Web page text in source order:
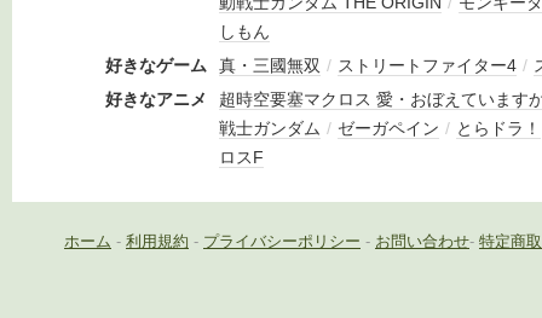
しもん
好きなゲーム
真・三國無双 / ストリートファイター4 /
好きなアニメ
超時空要塞マクロス 愛・おぼえています
戦士ガンダム / ゼーガペイン / とらドラ！
ロスF
ホーム - 利用規約 - プライバシーポリシー - お問い合わせ- 特定商